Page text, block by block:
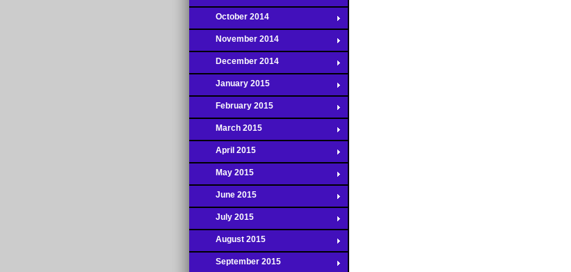
October 2014
November 2014
December 2014
January 2015
February 2015
March 2015
April 2015
May 2015
June 2015
July 2015
August 2015
September 2015